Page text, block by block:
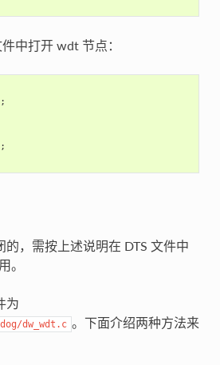
中打开 wdt 节点：
;
;
，需按上述说明在 DTS 文件中
。
为
dw_wdt.c 。下面介绍两种方法来